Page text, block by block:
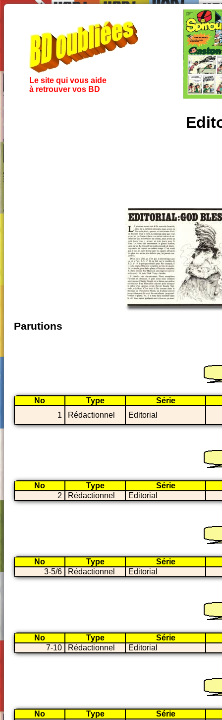
Le site qui vous aide
à retrouver vos BD
Parutions
No Type
Série
1
Rédactionnel Editorial
No Type
Série
2
Rédactionnel Editorial
No Type
Série
3-5/6
Rédactionnel Editorial
No Type
Série
7-10
Rédactionnel Editorial
No Type
Série